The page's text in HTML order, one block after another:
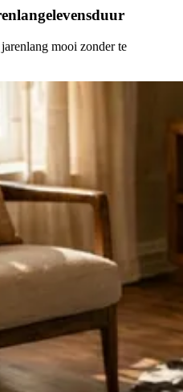
levensduur
mooi zonder te